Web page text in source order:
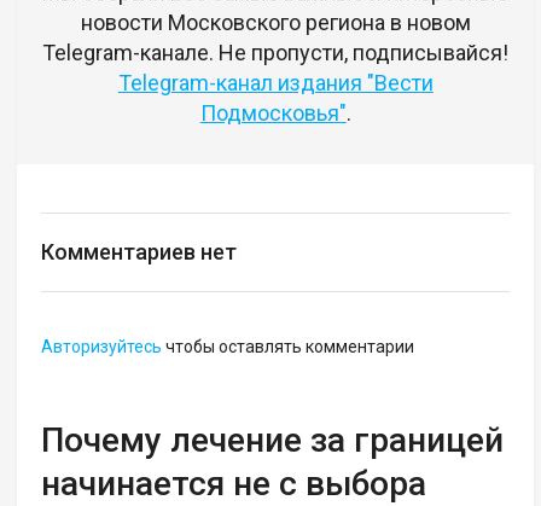
новости Московского региона в новом
Telegram-канале. Не пропусти, подписывайся!
Telegram-канал издания "Вести
Подмосковья".
Комментариев нет
Авторизуйтесь чтобы оставлять комментарии
Почему лечение за границей
начинается не с выбора